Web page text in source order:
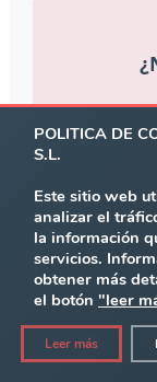
POLITICA DE
S.L.
Este sitio web
analizar el
la información
servicios.
obtener más
el botón "leer
Leer más